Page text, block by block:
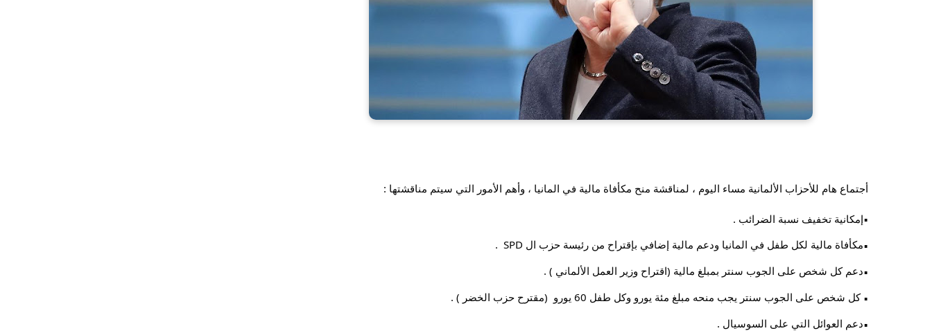
أجتماع هام للأحزاب الألمانية مساء اليوم ، لمناقشة منح مكأفاة مالية في المانيا ، وأهم الأمور التي سيتم مناقشتها :
▪︎إمكانية تخفيف نسبة الضرائب .
▪︎مكأفاة مالية لكل طفل في المانيا ودعم مالية إضافي بإقتراح من رئيسة حزب ال SPD  .
▪︎دعم كل شخص على الجوب سنتر بمبلغ مالية (اقتراح وزير العمل الألماني ) .
▪︎ كل شخص على الجوب سنتر يجب منحه مبلغ مئة يورو وكل طفل 60 يورو  (مقترح حزب الخضر ) .
▪︎دعم العوائل التي على السوسيال .